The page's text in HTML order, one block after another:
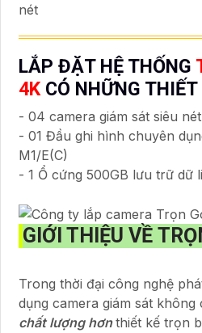
nét
LẮP ĐẶT HỆ THỐNG
4KCÓ NHỮNG THIẾT
- 04 camera giám sát siêu
- 01 Đầu ghi hình chuyên
M1/E(C)
- 1 Ổ cứng 500GB lưu trữ
GIỚI THIỆU VỀ
Trong thời đại công nghệ
dụng camera giám sát
chất lượng hơnthiết kế trọn